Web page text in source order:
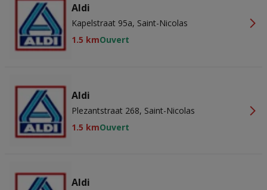
Aldi
Kapelstraat 95a, Saint-Nicolas
1.5 kmOuvert
Aldi
Plezantstraat 268, Saint-Nicolas
1.5 kmOuvert
Aldi